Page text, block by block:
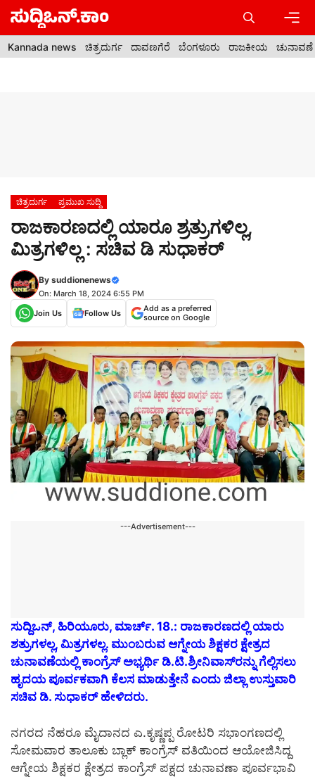
Skip
content
Kannada news ಚಿತ್ರದುರ್ಗ ದಾವಣಗೆರೆ ಬೆಂಗಳೂರು ರಾಜಕೀಯ ಚುನಾವಣೆ
ಚಿತ್ರದುರ್ಗ ಪ್ರಮುಖ ಸುದ್ದಿ
ರಾಜಕಾರಣದಲ್ಲಿ ಯಾರೂ ಶ್ರತ್ರುಗಳಿಲ್ಲ,
ಮಿತ್ರಗಳಿಲ್ಲ : ಸಚಿವ ಡಿ ಸುಧಾಕರ್
By suddionenews
On: March 18, 2024 6:55 PM
Join Us
Follow Us
Add as a preferred
source on Google
---Advertisement---
ಸುದ್ದಿಒನ್, ಹಿರಿಯೂರು, ಮಾರ್ಚ್. 18.: ರಾಜಕಾರಣದಲ್ಲಿ ಯಾರು
ಶತ್ರುಗಳಲ್ಲ, ಮಿತ್ರಗಳಲ್ಲ. ಮುಂಬರುವ ಆಗ್ನೇಯ ಶಿಕ್ಷಕರ ಕ್ಷೇತ್ರದ
ಚುನಾವಣೆಯಲ್ಲಿ ಕಾಂಗ್ರೆಸ್ ಅಭ್ಯರ್ಥಿ ಡಿ.ಟಿ.ಶ್ರೀನಿವಾಸ್‌ರನ್ನು ಗೆಲ್ಲಿಸಲು
ಹೃದಯ ಪೂರ್ವಕವಾಗಿ ಕೆಲಸ ಮಾಡುತ್ತೇನೆ ಎಂದು ಜಿಲ್ಲಾ ಉಸ್ತುವಾರಿ
ಸಚಿವ ಡಿ. ಸುಧಾಕರ್ ಹೇಳಿದರು.
ನಗರದ ನೆಹರೂ ಮೈದಾನದ ಎ.ಕೃಷ್ಣಪ್ಪ ರೋಟರಿ ಸಭಾಂಗಣದಲ್ಲಿ
ಸೋಮವಾರ ತಾಲೂಕು ಬ್ಲಾಕ್ ಕಾಂಗ್ರೆಸ್ ವತಿಯಿಂದ ಆಯೋಜಿಸಿದ್ದ
ಆಗ್ನೇಯ ಶಿಕ್ಷಕರ ಕ್ಷೇತ್ರದ ಕಾಂಗ್ರೆಸ್ ಪಕ್ಷದ ಚುನಾವಣಾ ಪೂರ್ವಭಾವಿ